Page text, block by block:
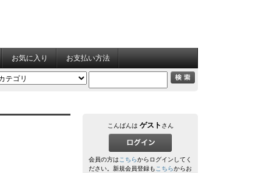
お気に入り お支払い方法
こんばんは ゲスト さん
会員の方はこちらからログインしてく
ださい。新規会員登録もこちらからお